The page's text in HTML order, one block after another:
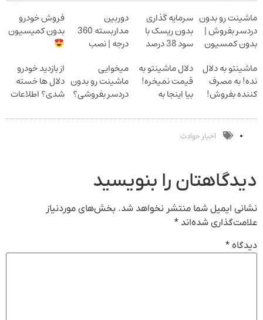
ماشینت رو بدون
دردسر بفروش |
بدون کمسیون
سرمایه گذاری
بدون ریسک با
سود 38 درصد
دوربین
مداربسته 360
درجه | نصب
فروش خودرو
بدون کمیسیون
ماشینتو به دلال
نده! به مصرف
کننده بفروش!
یک تماس
دلال ماشینتو به
قیمت نمیخره!
بیا اینجا به
بفروش*فقط
خریدار واقعی*
میخوایی
ماشینت رو بدون
دردسر بفروشی؟
از بازدید خودرو
دلال ها خسته
شدی؟ اطلاعات
ثبت کن
اخبار حوادث
دیدگاهتان را بنویسید
نشانی ایمیل شما منتشر نخواهد شد. بخش‌های موردنیاز
علامت‌گذاری شده‌اند *
دیدگاه *